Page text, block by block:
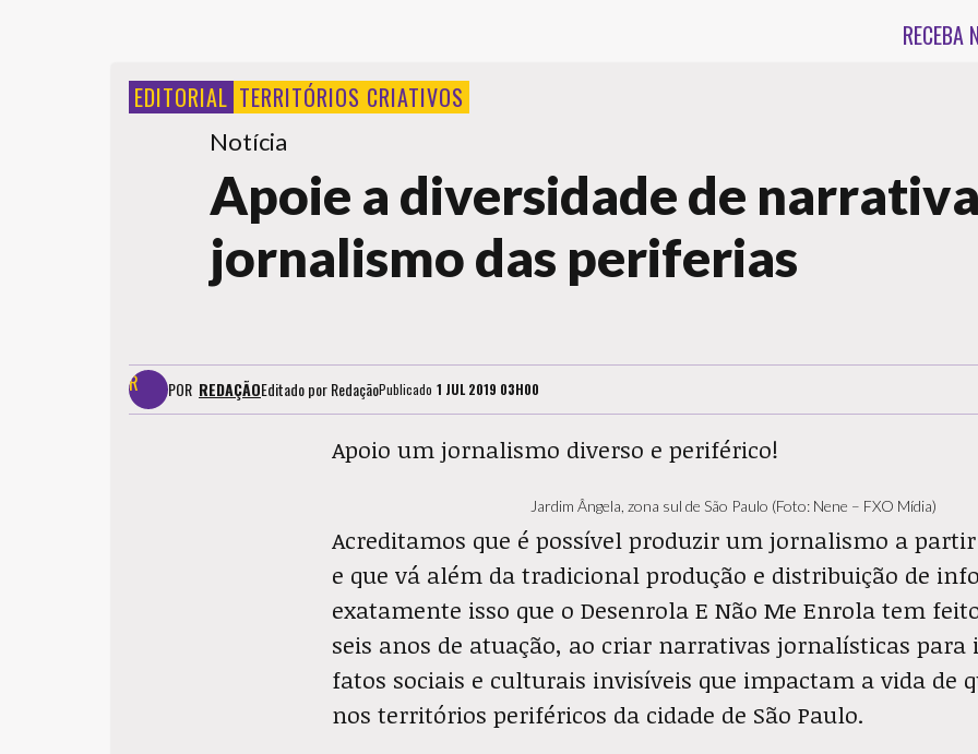
RECEBA
EDITORIAL TERRITÓRIOS CRIATIVOS
Notícia
Apoie a diversidade de
jornalismo das periferias
POR REDAÇÃOEditado porRedaçãoPublicado 1 JUL 2019 03H00
Apoio um jornalismo diverso e periférico!
Jardim Ângela, zona sul de São Paulo (Foto: Nene – FXO Mídia)
Acreditamos que é possível produzir um jornalismo a
e que vá além da tradicional produção e distribuição de
exatamente isso que o Desenrola E Não Me Enrola tem
seis anos de atuação, ao criar narrativas jornalísticas para
fatos sociais e culturais invisíveis que impactam a vida de
nos territórios periféricos da cidade de São Paulo.